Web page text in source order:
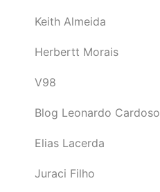
Keith Almeida
Herbertt Morais
V98
Blog Leonardo Cardoso
Elias Lacerda
Juraci Filho